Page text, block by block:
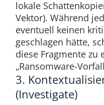
lokale
Vektor). Während
eventuell keinen
geschlagen hätte,
diese Fragmente zu
„Ransomware-
3.
(Investigate)